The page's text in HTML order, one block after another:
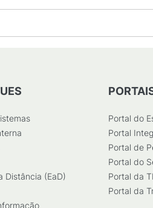
Distância (EaD)
Portal do
Portal
Portal de
Portal do
Portal da TI
Portal da